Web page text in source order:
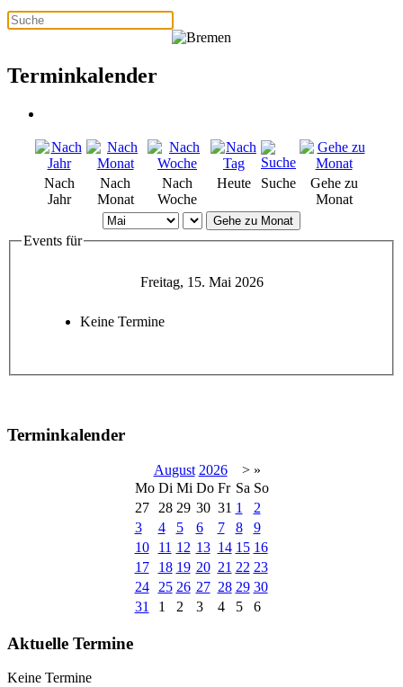
Terminkalender
Nach
Jahr
Nach
Monat
Nach
Woche
Heute Suche
Gehe zu
Monat
Gehe zu Monat
Events für
Freitag, 15. Mai 2026
Keine Termine
Terminkalender
August 2026 > »
Mo Di Mi Do Fr Sa So
27
28 29 30 31 1
2
3
4 5 6 7 8
9
10
11 12 13 14 15 16
17
18 19 20 21 22 23
24
25 26 27 28 29 30
31
1 2 3 4 5 6
Aktuelle Termine
Keine Termine